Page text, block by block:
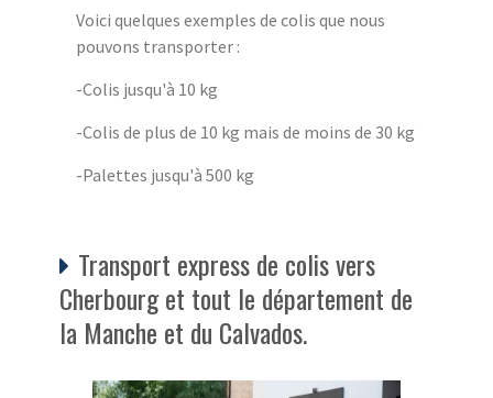
Voici quelques exemples de colis que nous
pouvons transporter :
-Colis jusqu'à 10 kg
-Colis de plus de 10 kg mais de moins de 30 kg
-Palettes jusqu'à 500 kg
Transport express de colis vers
Cherbourg et tout le département de
la Manche et du Calvados.